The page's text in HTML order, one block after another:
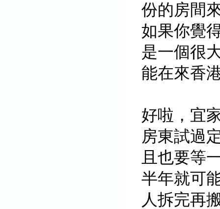
份的房間
如果你覺
是一個很
能在來香
好啦，宜
房東試過
且也要等
半年就可
人拆完再